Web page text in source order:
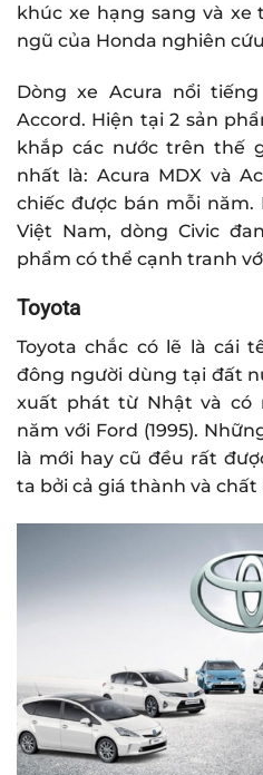
khúc xe hạng sang và
ngũ của Honda nghiên
Dòng xe Acura nổi
Accord. Hiện tại 2 sản
khắp các nước trên thế
nhất là: Acura MDX và
chiếc được bán mỗi
Việt Nam, dòng Civic
phẩm có thể cạnh tranh
Toyota
Toyota chắc có lẽ là cái
đông người dùng tại đất
xuất phát từ Nhật và có
năm với Ford (1995).
là mới hay cũ đều rất
ta bởi cả giá thành và chất